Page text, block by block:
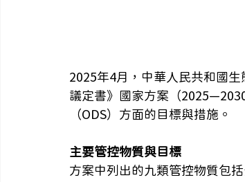
2025年4月，中華人民共和國
議定書》國家方案（
（ODS）方面的目標與措施。
主要管控物質與目標
方案中列出的九類管控物質包